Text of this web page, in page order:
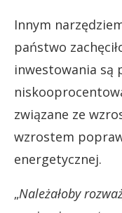
Innym
państwo
inwestowania są
związane ze
wzrostem
energetycznej.
„Należałoby